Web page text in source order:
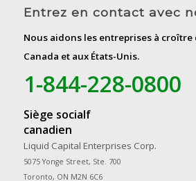
Entrez en contact avec
Nous aidons les entreprises à croître
Canada et aux États-Unis.
1-844-228-0800
Siège socialf
canadien
Liquid Capital Enterprises Corp.
5075 Yonge Street, Ste. 700
Toronto, ON M2N 6C6